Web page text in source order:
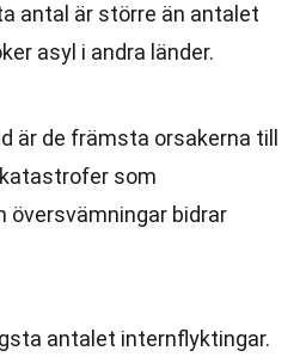
antal är större än antalet
asyl i andra länder.
är de främsta orsakerna till
som
översvämningar bidrar
antalet internflyktingar.